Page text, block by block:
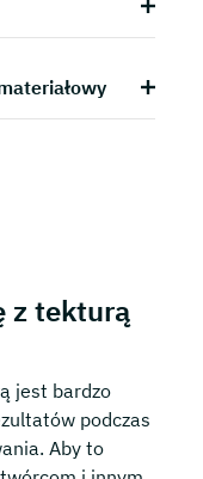
z tekturą
jest bardzo
podczas
Aby to